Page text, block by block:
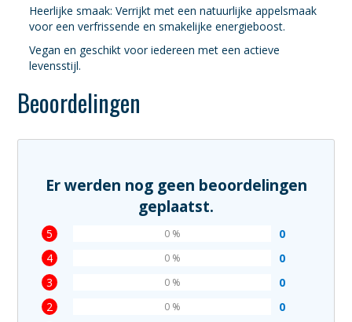
Heerlijke smaak: Verrijkt met een natuurlijke appelsmaak
voor een verfrissende en smakelijke energieboost.
Vegan en geschikt voor iedereen met een actieve
levensstijl.
Beoordelingen
Er werden nog geen beoordelingen
geplaatst.
5 0
0 %
4 0
0 %
3 0
0 %
2 0
0 %